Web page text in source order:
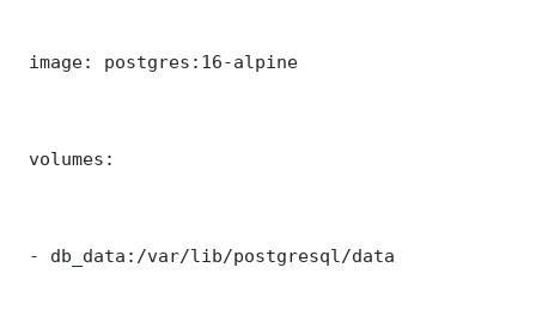
image: postgres:16-alpine
volumes:
- db_data:/var/lib/postgresql/data